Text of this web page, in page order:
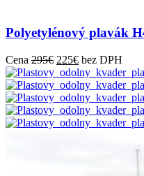
Polyetylénový plavák
Cena 295€ 225€ bez DPH